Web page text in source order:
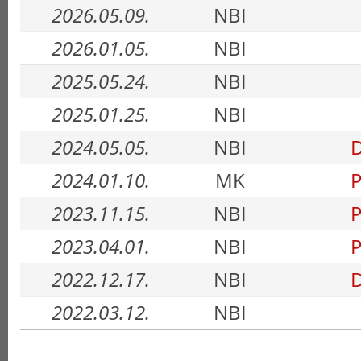
2026.05.09.
NBI
2026.01.05.
NBI
2025.05.24.
NBI
2025.01.25.
NBI
2024.05.05.
NBI
2024.01.10.
MK
2023.11.15.
NBI
2023.04.01.
NBI
2022.12.17.
NBI
2022.03.12.
NBI